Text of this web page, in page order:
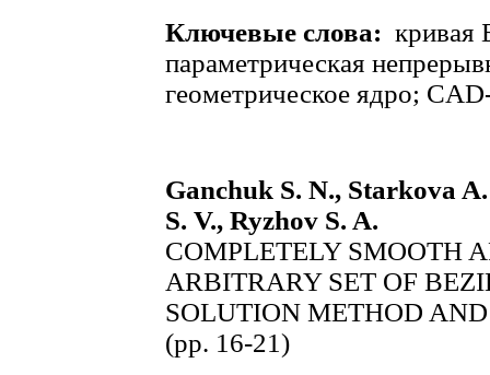
Ключевые слова: кривая
параметрическая
геометрическое ядро;
Ganchuk S. N., Starkova
S. V., Ryzhov S. A.
COMPLETELY SMOOTH
ARBITRARY SET OF
SOLUTION METHOD
(pp. 16-21)